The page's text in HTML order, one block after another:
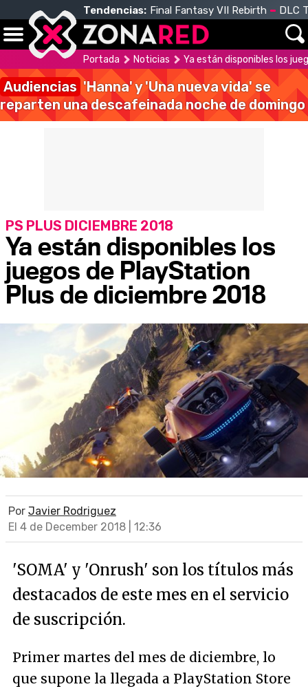
Tendencias: Final Fantasy VII Rebirth DLC
Portada Noticias Ya están disponibles los
Audiencias 'Hanna' y 'Una nueva vida' se
reparten una descafeinada noche de domingo
Ya están disponibles los
juegos de PlayStation
Plus de diciembre 2018
PS PLUS DICIEMBRE 2018
Por Javier Rodriguez
El 4 de December 2018 | 12:36
'SOMA' y 'Onrush' son los títulos más
destacados de este mes en el servicio
de suscripción.
Primer martes del mes de diciembre, lo
que supone la llegada a PlayStation Store